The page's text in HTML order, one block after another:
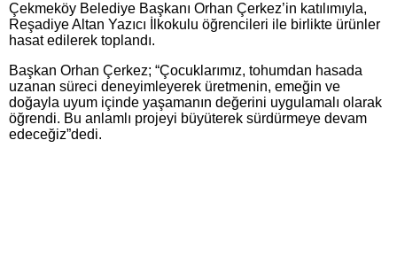
Çekmeköy Belediye Başkanı Orhan Çerkez’in katılımıyla,
Reşadiye Altan Yazıcı İlkokulu öğrencileri ile birlikte ürünler
hasat edilerek toplandı.
Başkan Orhan Çerkez; “Çocuklarımız, tohumdan hasada
uzanan süreci deneyimleyerek üretmenin, emeğin ve
doğayla uyum içinde yaşamanın değerini uygulamalı olarak
öğrendi. Bu anlamlı projeyi büyüterek sürdürmeye devam
edeceğiz”dedi.